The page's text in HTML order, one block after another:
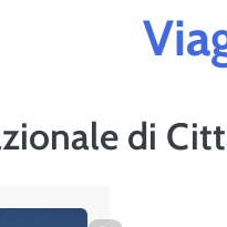
di